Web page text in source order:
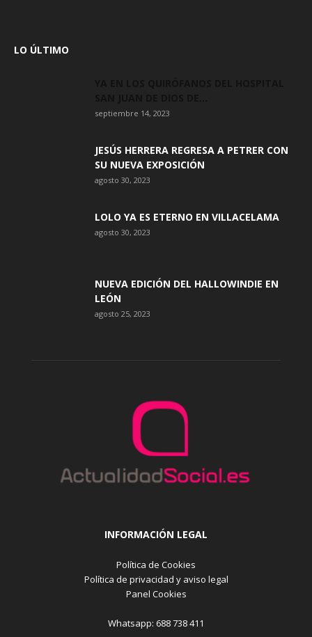
LO ÚLTIMO
septiembre 14, 2023
JESÚS HERRERA REGRESA A PETRER CON
SU NUEVA EXPOSICIÓN
agosto 30, 2023
LOLO YA ES ETERNO EN VILLACELAMA
agosto 30, 2023
NUEVA EDICIÓN DEL HALLOWINDIE EN
LEÓN
agosto 25, 2023
INFORMACIÓN LEGAL
Política de Cookies
Política de privacidad y aviso legal
Panel Cookies
Whatsapp: 688 738 411